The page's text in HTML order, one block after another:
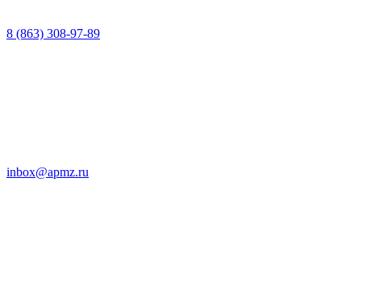
8 (863) 308-97-89
inbox@apmz.ru